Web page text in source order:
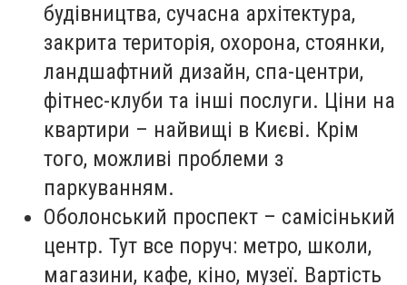
будівництва, сучасна архітектура,
закрита територія, охорона, стоянки,
ландшафтний дизайн, спа-центри,
фітнес-клуби та інші послуги. Ціни на
квартири – найвищі в Києві. Крім
того, можливі проблеми з
паркуванням.
Оболонський проспект – самісінький
центр. Тут все поруч: метро, школи,
магазини, кафе, кіно, музеї. Вартість